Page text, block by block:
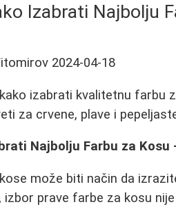
Izabrati Najbolju
2024-04-18
izabrati kvalitetnu farbu
za crvene, plave i
Najbolju Farbu za Kosu
može biti način da
izbor prave farbe za kosu